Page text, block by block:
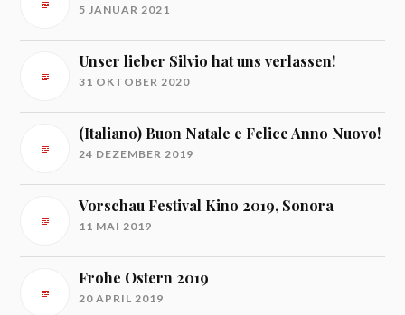
5 JANUAR 2021
Unser lieber Silvio hat uns verlassen!
31 OKTOBER 2020
(Italiano) Buon Natale e Felice Anno Nuovo!
24 DEZEMBER 2019
Vorschau Festival Kino 2019, Sonora
11 MAI 2019
Frohe Ostern 2019
20 APRIL 2019